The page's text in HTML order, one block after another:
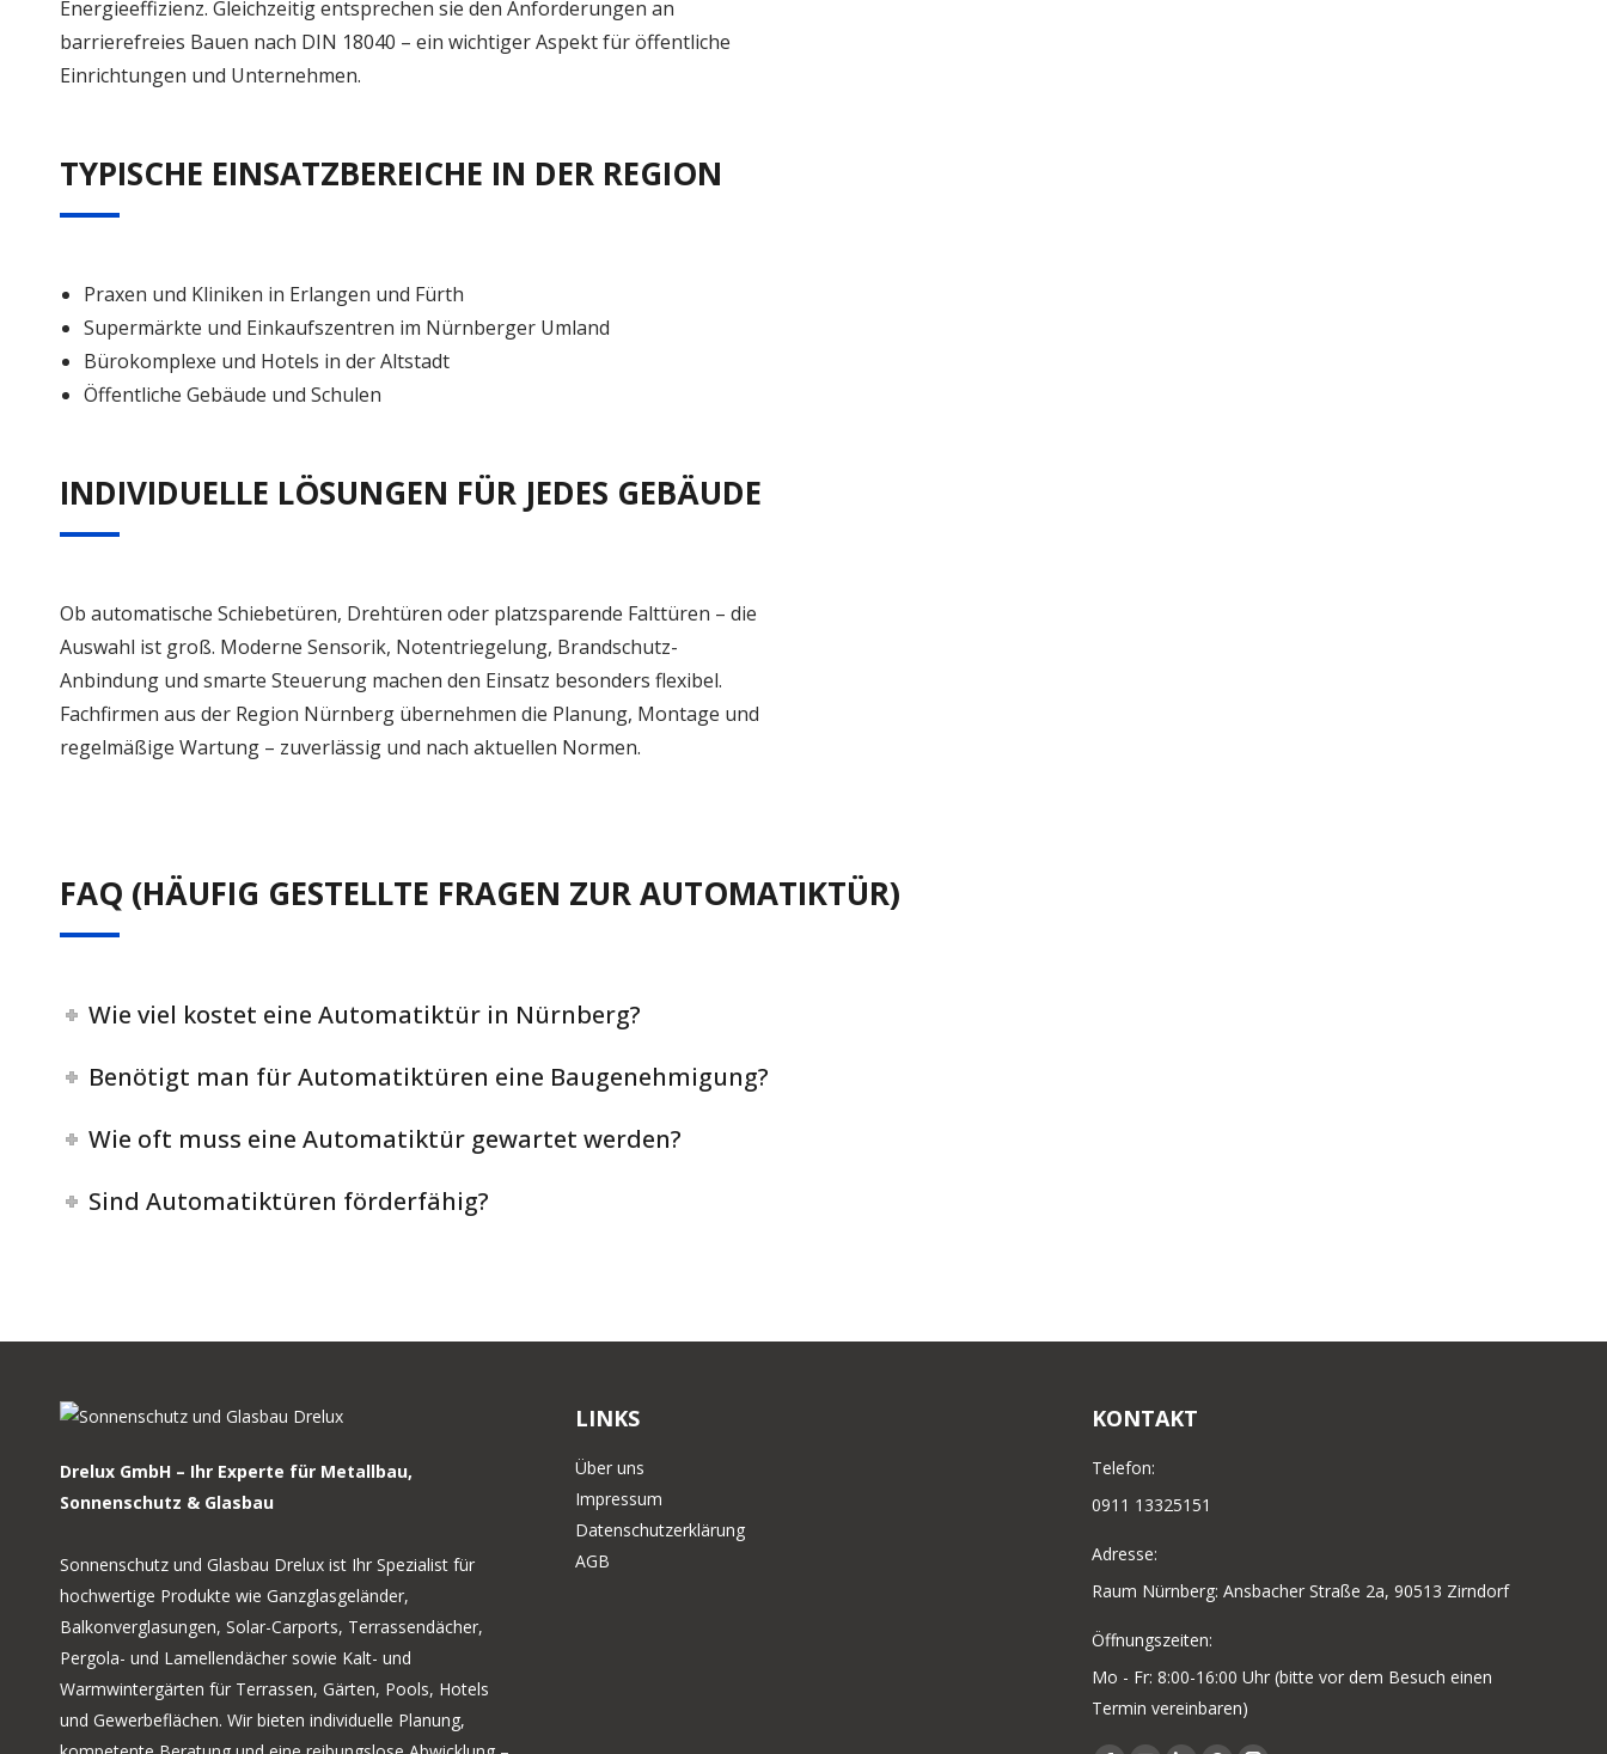
Energieeffizienz. Gleichzeitig entsprechen sie den Anforderungen an
barrierefreies Bauen nach DIN 18040 – ein wichtiger Aspekt für öffentliche
Einrichtungen und Unternehmen.
TYPISCHE EINSATZBEREICHE IN DER REGION
Praxen und Kliniken in Erlangen und Fürth
Supermärkte und Einkaufszentren im Nürnberger Umland
Bürokomplexe und Hotels in der Altstadt
Öffentliche Gebäude und Schulen
INDIVIDUELLE LÖSUNGEN FÜR JEDES GEBÄUDE
Ob automatische Schiebetüren, Drehtüren oder platzsparende Falttüren – die
Auswahl ist groß. Moderne Sensorik, Notentriegelung, Brandschutz-
Anbindung und smarte Steuerung machen den Einsatz besonders flexibel.
Fachfirmen aus der Region Nürnberg übernehmen die Planung, Montage und
regelmäßige Wartung – zuverlässig und nach aktuellen Normen.
FAQ (HÄUFIG GESTELLTE FRAGEN ZUR AUTOMATIKTÜR)
Wie viel kostet eine Automatiktür in Nürnberg?
Benötigt man für Automatiktüren eine Baugenehmigung?
Wie oft muss eine Automatiktür gewartet werden?
Sind Automatiktüren förderfähig?
Drelux GmbH – Ihr Experte für Metallbau,
Sonnenschutz & Glasbau
Sonnenschutz und Glasbau Drelux ist Ihr Spezialist für
hochwertige Produkte wie Ganzglasgeländer,
Balkonverglasungen, Solar-Carports, Terrassendächer,
Pergola- und Lamellendächer sowie Kalt- und
Warmwintergärten für Terrassen, Gärten, Pools, Hotels
und Gewerbeflächen. Wir bieten individuelle Planung,
LINKS
Über uns
Impressum
Datenschutzerklärung
AGB
KONTAKT
Telefon:
0911 13325151
Adresse:
Raum Nürnberg: Ansbacher Straße 2a, 90513 Zirndorf
Öffnungszeiten:
Mo - Fr: 8:00-16:00 Uhr (bitte vor dem Besuch einen
Termin vereinbaren)